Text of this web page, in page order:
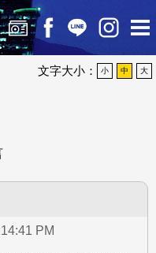
文字大小： 小 中 大
PM